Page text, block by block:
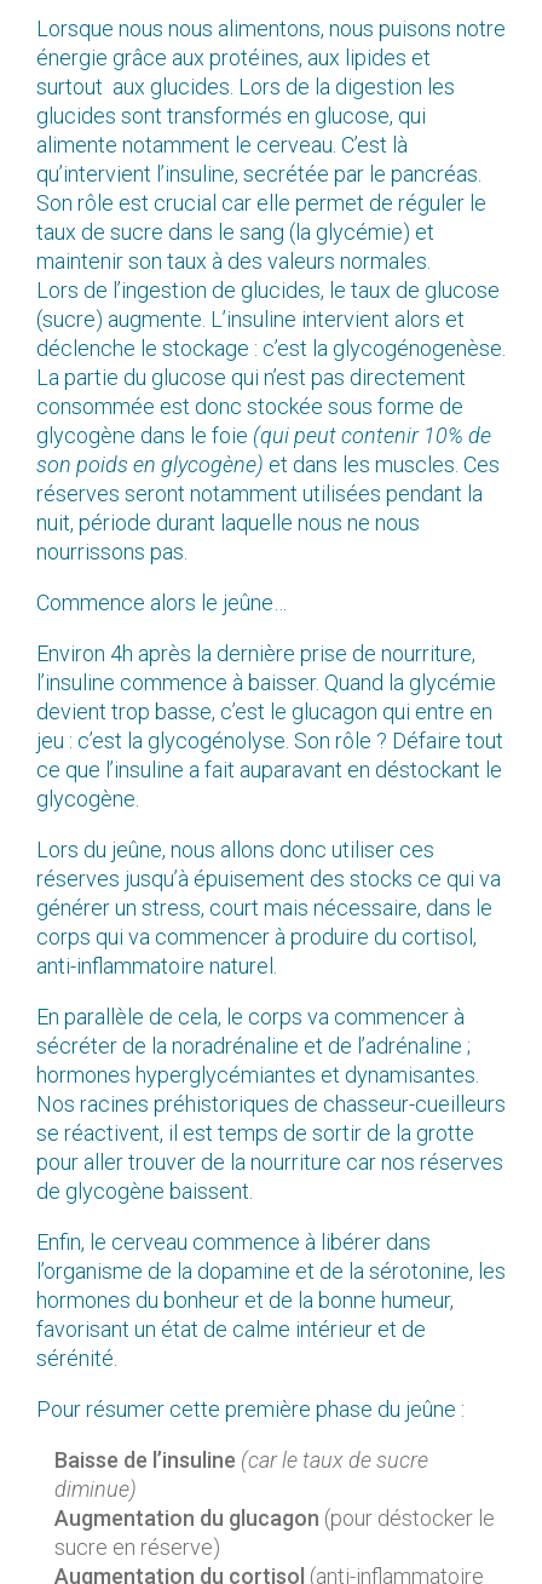
Lorsque nous nous alimentons, nous puisons notre
énergie grâce aux protéines, aux lipides et
surtout aux glucides. Lors de la digestion les
glucides sont transformés en glucose, qui
alimente notamment le cerveau. C’est là
qu’intervient l’insuline, secrétée par le pancréas.
Son rôle est crucial car elle permet de réguler le
taux de sucre dans le sang (la glycémie) et
maintenir son taux à des valeurs normales.
Lors de l’ingestion de glucides, le taux de glucose
(sucre) augmente. L’insuline intervient alors et
déclenche le stockage : c’est la glycogénogenèse.
La partie du glucose qui n’est pas directement
consommée est donc stockée sous forme de
glycogène dans le foie (qui peut contenir 10% de
son poids en glycogène) et dans les muscles. Ces
réserves seront notamment utilisées pendant la
nuit, période durant laquelle nous ne nous
nourrissons pas.
Commence alors le jeûne…
Environ 4h après la dernière prise de nourriture,
l’insuline commence à baisser. Quand la glycémie
devient trop basse, c’est le glucagon qui entre en
jeu : c’est la glycogénolyse. Son rôle ? Défaire tout
ce que l’insuline a fait auparavant en déstockant le
glycogène.
Lors du jeûne, nous allons donc utiliser ces
réserves jusqu’à épuisement des stocks ce qui va
générer un stress, court mais nécessaire, dans le
corps qui va commencer à produire du cortisol,
anti-inflammatoire naturel.
En parallèle de cela, le corps va commencer à
sécréter de la noradrénaline et de l’adrénaline ;
hormones hyperglycémiantes et dynamisantes.
Nos racines préhistoriques de chasseur-cueilleurs
se réactivent, il est temps de sortir de la grotte
pour aller trouver de la nourriture car nos réserves
de glycogène baissent.
Enfin, le cerveau commence à libérer dans
l’organisme de la dopamine et de la sérotonine, les
hormones du bonheur et de la bonne humeur,
favorisant un état de calme intérieur et de
sérénité.
Pour résumer cette première phase du jeûne :
Baisse de l’insuline (car le taux de sucre
diminue)
Augmentation du glucagon (pour déstocker le
sucre en réserve)
Augmentation du cortisol (anti-inflammatoire